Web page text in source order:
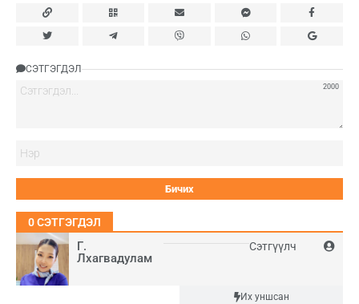
Г.
Лхагвадулам
Сэтгүүлч
Их уншсан
СЭТГЭГДЭЛ
2000
0СЭТГЭГДЭЛ